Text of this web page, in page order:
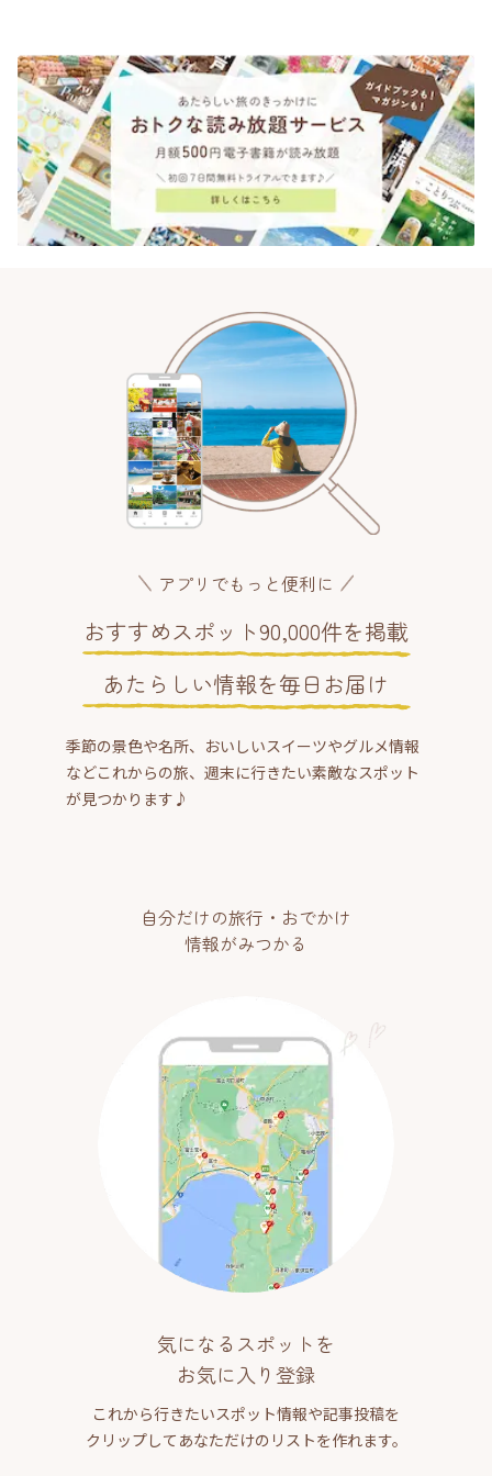
アプリでもっと便利に
おすすめスポット90,000件を掲載
あたらしい情報を毎日お届け
季節の景色や名所、おいしいスイーツやグルメ情報
などこれからの旅、週末に行きたい素敵なスポット
が見つかります♪
自分だけの旅行・おでかけ
情報がみつかる
気になるスポットを
お気に入り登録
これから行きたいスポット情報や記事投稿を
クリップしてあなただけのリストを作れます。